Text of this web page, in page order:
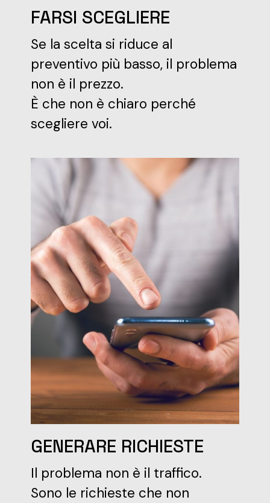
FARSI SCEGLIERE
Se la scelta si riduce al
preventivo più basso, il problema
non è il prezzo.
È che non è chiaro perché
scegliere voi.
GENERARE RICHIESTE
Il problema non è il traffico.
Sono le richieste che non